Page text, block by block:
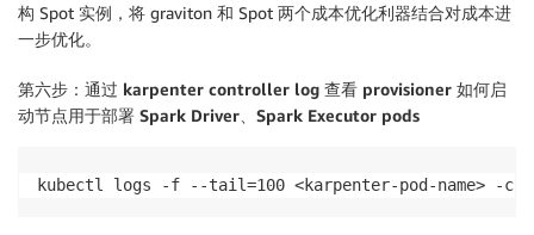
构 Spot 实例，将 graviton 和 Spot 两个成本优化利器结合对成本进
一步优化。
第六步：通过 karpenter controller log 查看 provisioner 如何启
动节点用于部署 Spark Driver、Spark Executor pods
kubectl logs -f --tail=100 <karpenter-pod-name> -c